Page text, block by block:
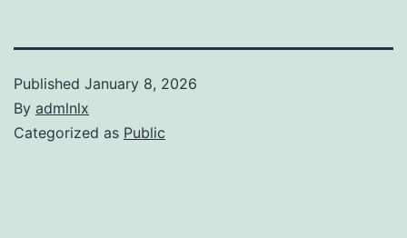
Published January 8, 2026
By admlnlx
Categorized as Public